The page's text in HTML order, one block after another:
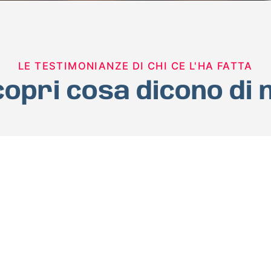
LE TESTIMONIANZE DI CHI CE L'HA FATTA
cosa dicono di